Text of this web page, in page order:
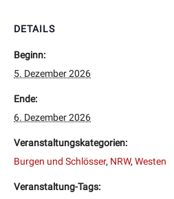
DETAILS
Beginn:
5. Dezember 2026
Ende:
6. Dezember 2026
Veranstaltungskategorien:
Burgen und Schlösser, NRW, Westen
Veranstaltung-Tags: